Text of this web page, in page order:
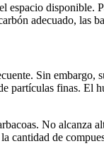
disponible.
adecuado, las
Sin
partículas finas.
No alcanza
cantidad de